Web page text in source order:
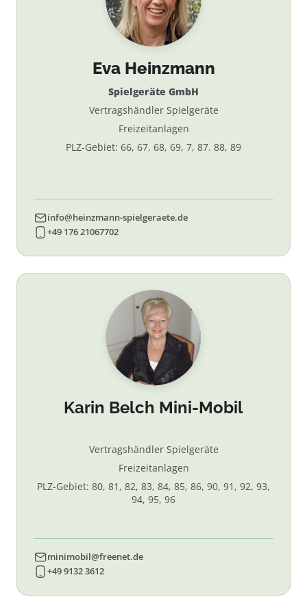
Eva Heinzmann
Spielgeräte GmbH
Vertragshändler Spielgeräte
Freizeitanlagen
PLZ-Gebiet: 66, 67, 68, 69, 7, 87. 88, 89
info@heinzmann-spielgeraete.de
+49 176 21067702
Karin Belch Mini-Mobil
Vertragshändler Spielgeräte
Freizeitanlagen
PLZ-Gebiet: 80, 81, 82, 83, 84, 85, 86, 90, 91, 92, 93,
94, 95, 96
minimobil@freenet.de
+49 9132 3612